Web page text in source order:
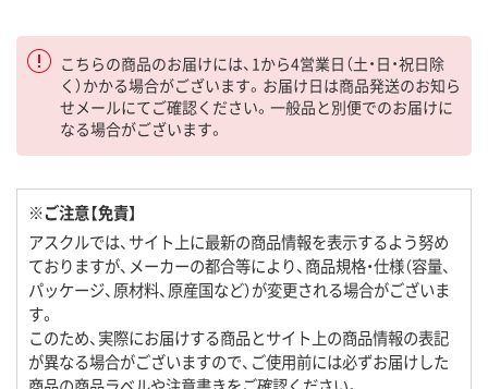
こちらの商品のお届けには、1から4営業日（土・日・祝日除
く）かかる場合がございます。お届け日は商品発送のお知ら
せメールにてご確認ください。一般品と別便でのお届けに
なる場合がございます。
※ご注意【免責】
アスクルでは、サイト上に最新の商品情報を表示するよう努め
ておりますが、メーカーの都合等により、商品規格・仕様（容量、
パッケージ、原材料、原産国など）が変更される場合がございま
す。
このため、実際にお届けする商品とサイト上の商品情報の表記
が異なる場合がございますので、ご使用前には必ずお届けした